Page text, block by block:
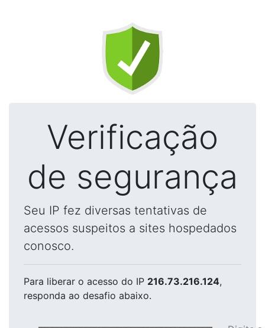
Verificação
de segurança
Seu IP fez diversas tentativas de
acessos suspeitos a sites hospedados
conosco.
Para liberar o acesso do IP 216.73.216.124,
responda ao desafio abaixo.